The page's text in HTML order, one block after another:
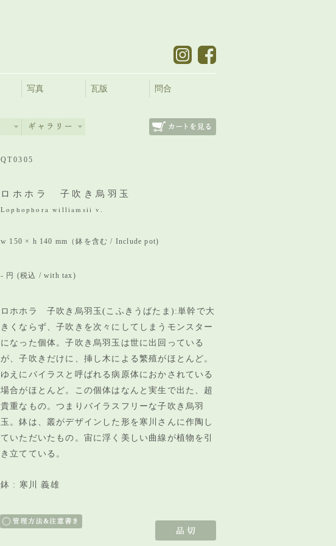
写真 瓦版 問合
QT0305
ロホホラ 子吹き烏羽玉
Lophophora williamsii v.
w 150 × h 140 mm（鉢を含む / Include pot)
- 円 (税込 / with tax)
ロホホラ 子吹き烏羽玉(こふきうばたま):単幹で大
きくならず、子吹きを次々にしてしまうモンスター
になった個体。子吹き烏羽玉は世に出回っている
が、子吹きだけに、挿し木による繁殖がほとんど。
ゆえにバイラスと呼ばれる病原体におかされている
場合がほとんど。この個体はなんと実生で出た、超
貴重なもの。つまりバイラスフリーな子吹き烏羽
玉。鉢は、叢がデザインした形を寒川さんに作陶し
ていただいたもの。宙に浮く美しい曲線が植物を引
き立てている。
鉢 : 寒川 義雄